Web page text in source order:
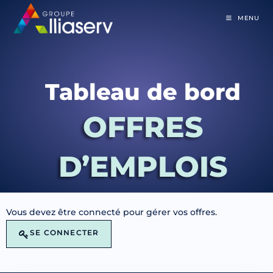
MENU
Tableau de bord
OFFRES
D’EMPLOIS
Vous devez être connecté pour gérer vos offres.
SE CONNECTER